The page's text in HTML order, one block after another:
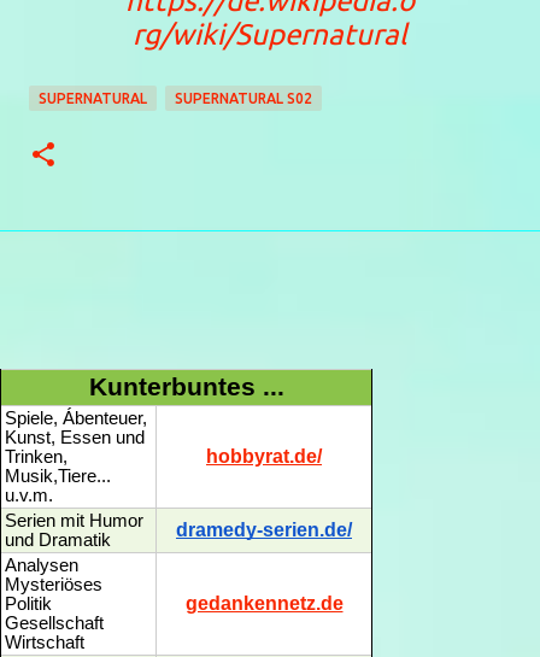
rg/wiki/Supernatural
SUPERNATURAL SUPERNATURAL S02
Kunterbuntes ...
Spiele, Ábenteuer,
Kunst, Essen und
Trinken,
Musik,Tiere...
u.v.m.
hobbyrat.de/
Serien mit Humor
und Dramatik
dramedy-serien.de/
Analysen
Mysteriöses
Politik
Gesellschaft
Wirtschaft
gedankennetz.de